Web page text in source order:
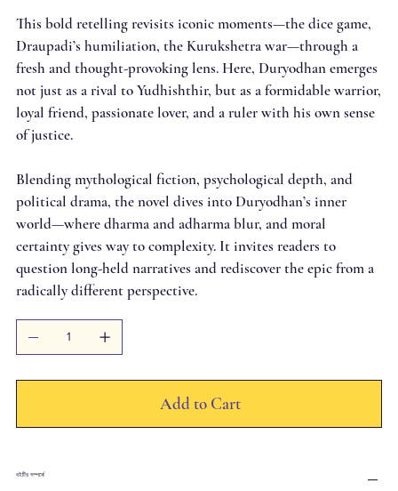
This bold retelling revisits iconic moments—the dice game,
Draupadi’s humiliation, the Kurukshetra war—through a
fresh and thought-provoking lens. Here, Duryodhan emerges
not just as a rival to Yudhishthir, but as a formidable warrior,
loyal friend, passionate lover, and a ruler with his own sense
of justice.
Blending mythological fiction, psychological depth, and
political drama, the novel dives into Duryodhan’s inner
world—where dharma and adharma blur, and moral
certainty gives way to complexity. It invites readers to
question long-held narratives and rediscover the epic from a
radically different perspective.
Add to Cart
বইটির সম্পর্কে